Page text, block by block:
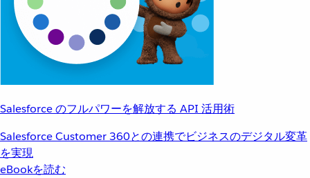
Salesforce のフルパワーを解放する API 活用術
Salesforce Customer 360との連携でビジネスのデジタル変革
を実現
eBookを読む